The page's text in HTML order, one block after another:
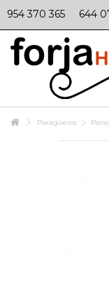
954 370 365 644
Paragüeros